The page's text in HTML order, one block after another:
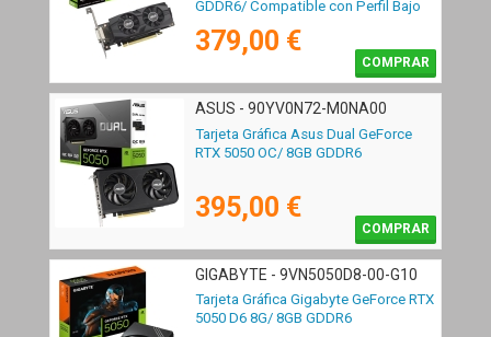
GDDR6/ Compatible con Perfil Bajo
379,00 €
COMPRAR
ASUS - 90YV0N72-M0NA00
Tarjeta Gráfica Asus Dual GeForce
RTX 5050 OC/ 8GB GDDR6
395,00 €
COMPRAR
GIGABYTE - 9VN5050D8-00-G10
Tarjeta Gráfica Gigabyte GeForce RTX
5050 D6 8G/ 8GB GDDR6